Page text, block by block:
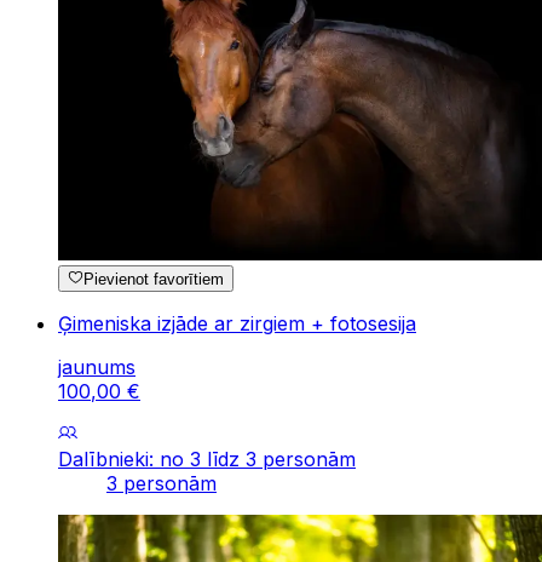
Pievienot favorītiem
Ģimeniska izjāde ar zirgiem + fotosesija
jaunums
100,00 €
Dalībnieki: no 3 līdz 3 personām
3 personām